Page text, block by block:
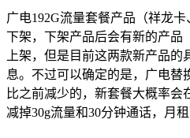
广电192G流量套餐产品（祥龙
下架，下架产品后会有新的产品
上架，但是目前这两款新产品
息。不过可以确定的是，广电替
比之前减少的，新套餐大概率会
减掉30g流量和30分钟通话，月